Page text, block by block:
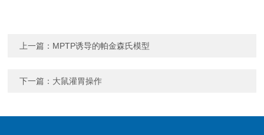
上一篇： MPTP诱导的帕金森氏模型
下一篇： 大鼠灌胃操作